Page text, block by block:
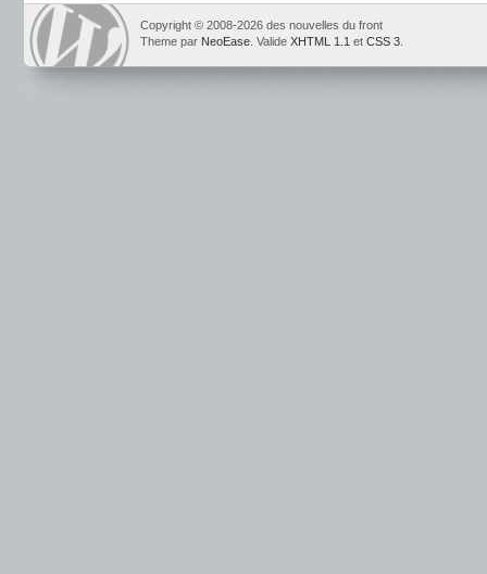
Copyright © 2008-2026 des nouvelles du front
Theme par NeoEase . Valide XHTML 1.1 et CSS 3